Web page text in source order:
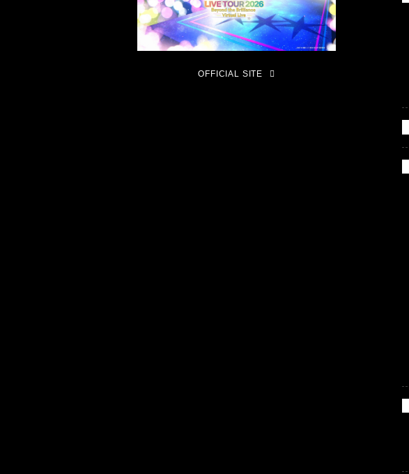
OFFICIAL SITE